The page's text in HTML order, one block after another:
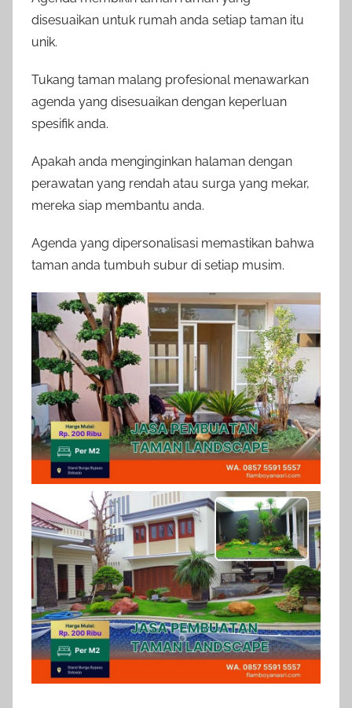
disesuaikan untuk rumah anda setiap taman itu
unik.
Tukang taman malang profesional menawarkan
agenda yang disesuaikan dengan keperluan
spesifik anda.
Apakah anda menginginkan halaman dengan
perawatan yang rendah atau surga yang mekar,
mereka siap membantu anda.
Agenda yang dipersonalisasi memastikan bahwa
taman anda tumbuh subur di setiap musim.